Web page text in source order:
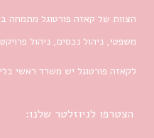
הצוות של קאזה פורטוגל מתמחה
משפטי, ניהול נכסים, ניהול
לקאזה פורטוגל יש משרד ראשי
הצטרפו לניוזלטר שלנו: